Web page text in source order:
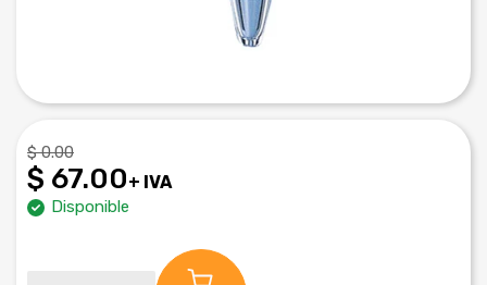
$ 0.00
$ 67.00+ IVA
Disponible